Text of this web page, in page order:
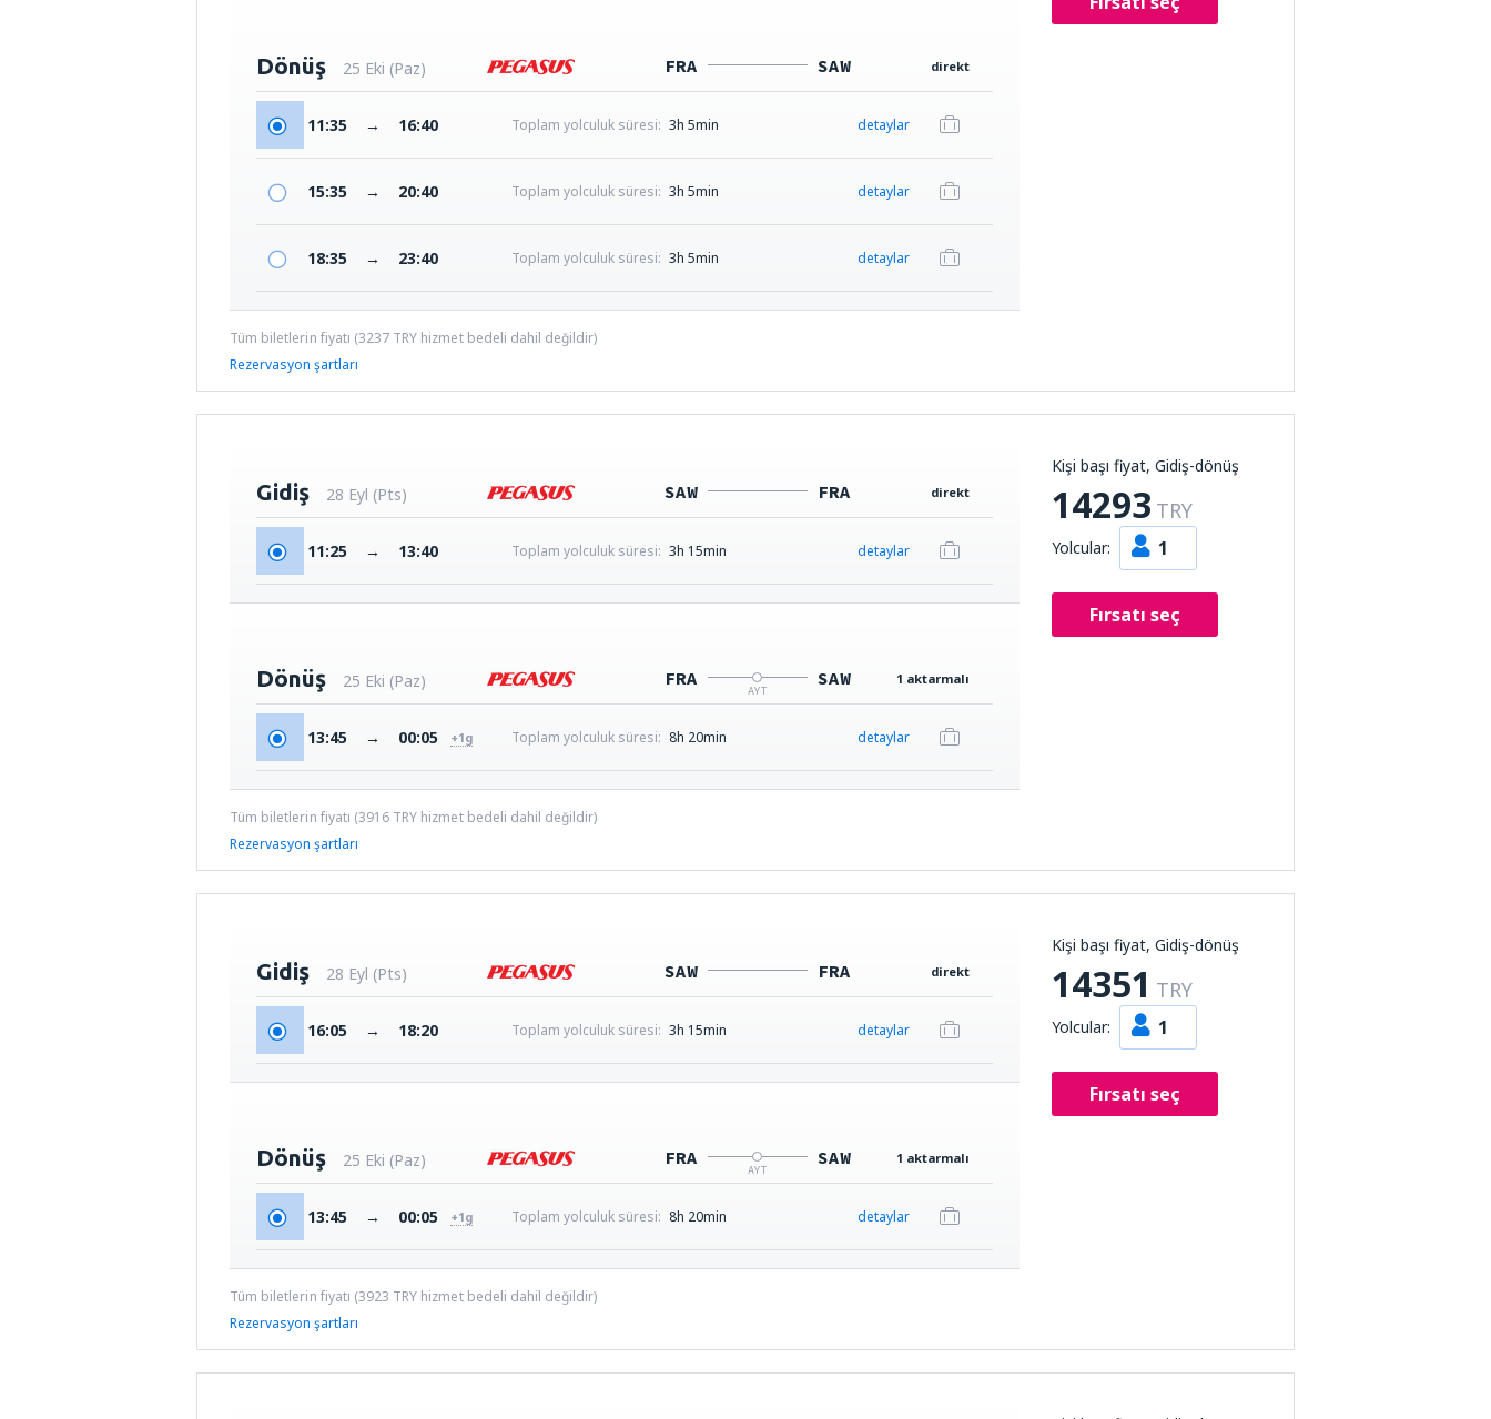
Dönüş 25 Eki (Paz) FRA SAW direkt
11:35 → 16:40 Toplam yolculuk süresi: 3h 5min detaylar
15:35 → 20:40 Toplam yolculuk süresi: 3h 5min detaylar
18:35 → 23:40 Toplam yolculuk süresi: 3h 5min detaylar
Tüm biletlerin fiyatı (3237 TRY hizmet bedeli dahil değildir)
Rezervasyon şartları
Kişi başı fiyat, Gidiş-dönüş
14293 TRY
Yolcular: 1
Fırsatı seç
Gidiş 28 Eyl (Pts) SAW FRA direkt
11:25 → 13:40 Toplam yolculuk süresi: 3h 15min detaylar
Dönüş 25 Eki (Paz) FRA
AYT
SAW 1 aktarmalı
13:45 → 00:05 +1g Toplam yolculuk süresi: 8h 20min detaylar
Tüm biletlerin fiyatı (3916 TRY hizmet bedeli dahil değildir)
Rezervasyon şartları
Kişi başı fiyat, Gidiş-dönüş
14351 TRY
Yolcular: 1
Fırsatı seç
Gidiş 28 Eyl (Pts) SAW FRA direkt
16:05 → 18:20 Toplam yolculuk süresi: 3h 15min detaylar
Dönüş 25 Eki (Paz) FRA
AYT
SAW 1 aktarmalı
13:45 → 00:05 +1g Toplam yolculuk süresi: 8h 20min detaylar
Tüm biletlerin fiyatı (3923 TRY hizmet bedeli dahil değildir)
Rezervasyon şartları